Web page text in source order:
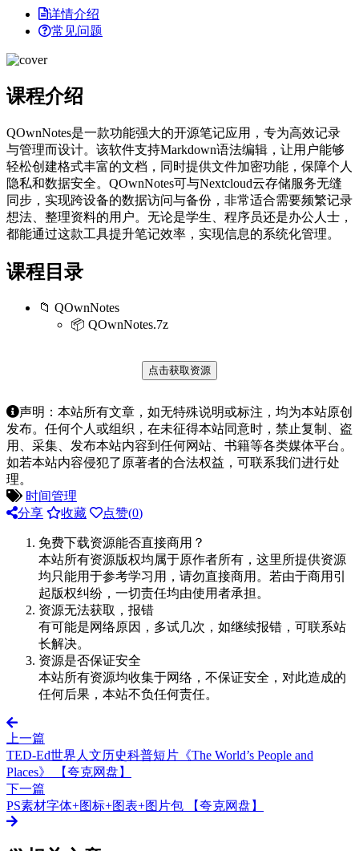
详情介绍
常见问题
课程介绍
QOwnNotes是一款功能强大的开源笔记应用，专为高效记录
与管理而设计。该软件支持Markdown语法编辑，让用户能够
轻松创建格式丰富的文档，同时提供文件加密功能，保障个人
隐私和数据安全。QOwnNotes可与Nextcloud云存储服务无缝
同步，实现跨设备的数据访问与备份，非常适合需要频繁记录
想法、整理资料的用户。无论是学生、程序员还是办公人士，
都能通过这款工具提升笔记效率，实现信息的系统化管理。
课程目录
📁 QOwnNotes
📦 QOwnNotes.7z
点击获取资源
声明：本站所有文章，如无特殊说明或标注，均为本站原创
发布。任何个人或组织，在未征得本站同意时，禁止复制、盗
用、采集、发布本站内容到任何网站、书籍等各类媒体平台。
如若本站内容侵犯了原著者的合法权益，可联系我们进行处
理。
时间管理
分享
收藏 点赞(0)
免费下载资源能否直接商用？
本站所有资源版权均属于原作者所有，这里所提供资源
均只能用于参考学习用，请勿直接商用。若由于商用引
起版权纠纷，一切责任均由使用者承担。
资源无法获取，报错
有可能是网络原因，多试几次，如继续报错，可联系站
长解决。
资源是否保证安全
本站所有资源均收集于网络，不保证安全，对此造成的
任何后果，本站不负任何责任。
上一篇
TED-Ed世界人文历史科普短片《The World’s People and
Places》 【夸克网盘】
下一篇
PS素材字体+图标+图表+图片包 【夸克网盘】